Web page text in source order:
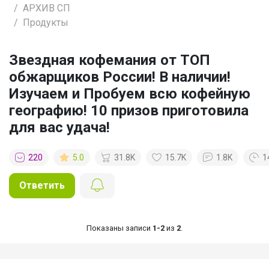
АРХИВ СП
Продукты
Звездная кофемания от ТОП
обжарщиков России! В наличии!
Изучаем и Пробуем всю кофейную
географию! 10 призов приготовила
для вас удача!
220 5.0 31.8K 15.7K 1.8K
Ответить
Показаны записи 1-2 из 2